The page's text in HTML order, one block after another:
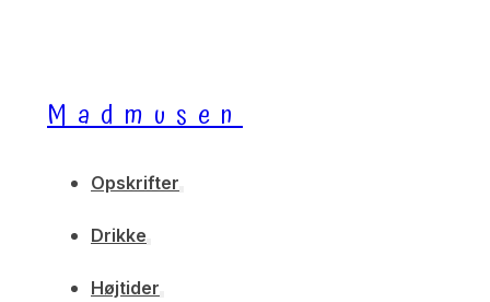
Madmusen
Opskrifter
Drikke
Højtider